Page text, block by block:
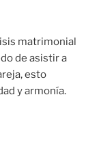
matrimonial
de asistir a
esto
y armonía.